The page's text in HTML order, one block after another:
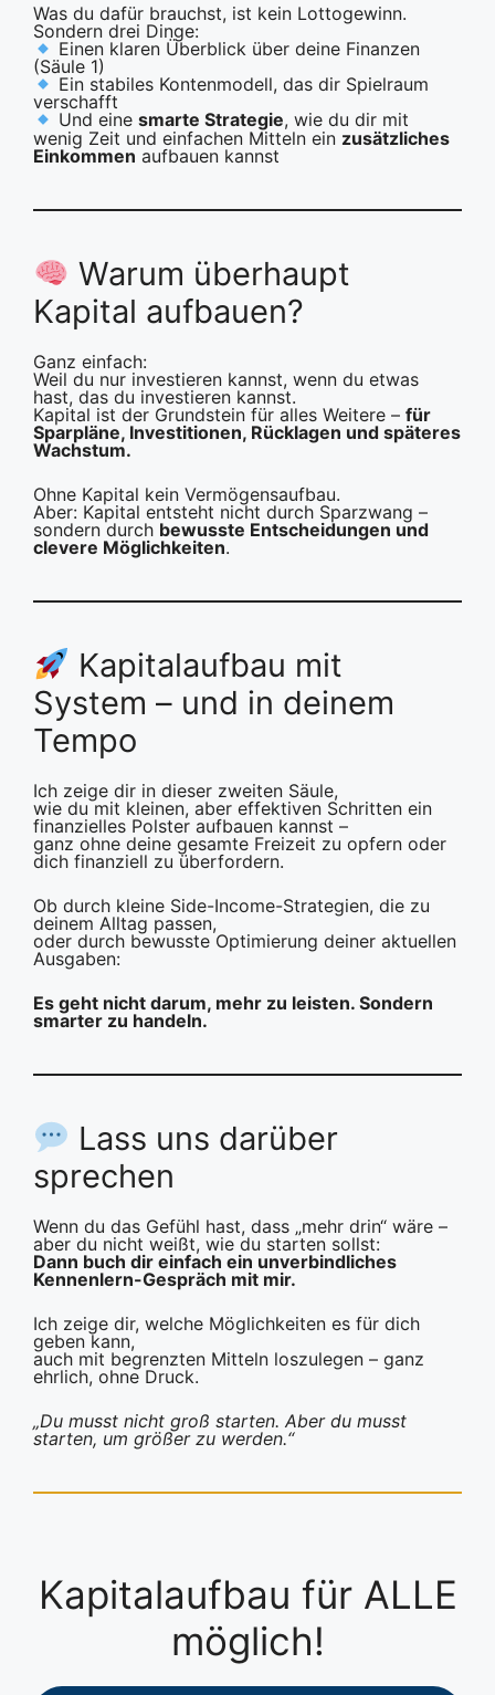
Was du dafür brauchst, ist kein Lottogewinn.
Sondern drei Dinge:
Einen klaren Überblick über deine Finanzen
(Säule 1)
Ein stabiles Kontenmodell, das dir Spielraum
verschafft
Und einesmarte Strategie, wie du dir mit
wenig Zeit und einfachen Mitteln ein zusätzliches
Einkommen aufbauen kannst
Warum überhaupt
Kapital aufbauen?
Ganz einfach:
Weil du nur investieren kannst, wenn du etwas
hast, das du investieren kannst.
Kapital ist der Grundstein für alles Weitere – für
Sparpläne, Investitionen, Rücklagen und späteres
Wachstum.
Ohne Kapital kein Vermögensaufbau.
Aber: Kapital entsteht nicht durch Sparzwang –
sondern durch bewusste Entscheidungen und
clevere Möglichkeiten.
Kapitalaufbau mit
System – und in deinem
Tempo
Ich zeige dir in dieser zweiten Säule,
wie du mit kleinen, aber effektiven Schritten ein
finanzielles Polster aufbauen kannst –
ganz ohne deine gesamte Freizeit zu opfern oder
dich finanziell zu überfordern.
Ob durch kleine Side-Income-Strategien, die zu
deinem Alltag passen,
oder durch bewusste Optimierung deiner aktuellen
Ausgaben:
Es geht nicht darum, mehr zu leisten. Sondern
smarter zu handeln.
Lass uns darüber
sprechen
Wenn du das Gefühl hast, dass „mehr drin“ wäre –
aber du nicht weißt, wie du starten sollst:
Dann buch dir einfach ein unverbindliches
Kennenlern-Gespräch mit mir.
Ich zeige dir, welche Möglichkeiten es für dich
geben kann,
auch mit begrenzten Mitteln loszulegen – ganz
ehrlich, ohne Druck.
„Du musst nicht groß starten. Aber du musst
starten, um größer zu werden.“
Kapitalaufbau für ALLE
möglich!